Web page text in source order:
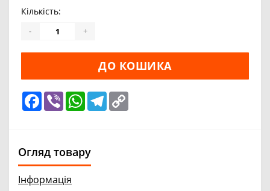
Кількість:
- +
ДО КОШИКА
Facebook
Viber WhatsApp
Telegram
Огляд товару
Інформація